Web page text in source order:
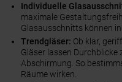
Individuelle
maximale
Glasausschnitts können
Trendgläser: Ob klar,
Gläser lassen
Abschirmung. So
Räume wirken.